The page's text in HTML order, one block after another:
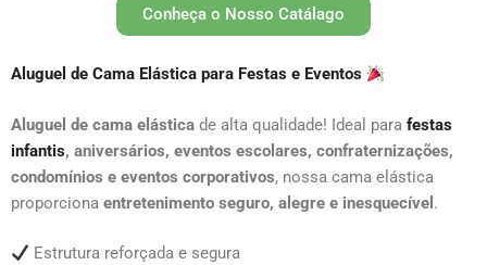
Conheça o Nosso Catálago
Aluguel de Cama Elástica para Festas e Eventos
Aluguel de cama elástica de alta qualidade! Ideal para festas
infantis, aniversários, eventos escolares, confraternizações,
condomínios e eventos corporativos, nossa cama elástica
proporciona entretenimento seguro, alegre e inesquecível .
Estrutura reforçada e segura